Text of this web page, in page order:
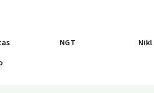
NGT
Nikl